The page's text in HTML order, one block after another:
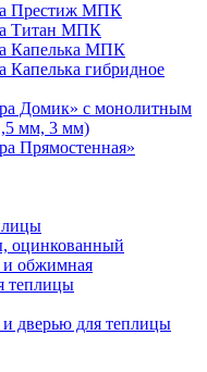
Престиж МПК
Титан МПК
Капелька МПК
Капелька гибридное
Домик» с монолитным
мм, 3 мм)
Прямостенная»
оцинкованный
и обжимная
теплицы
дверью для теплицы